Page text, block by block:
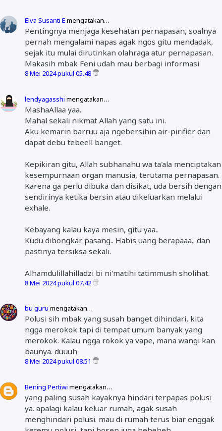
Elva Susanti E mengatakan…
Pentingnya menjaga kesehatan pernapasan, soalnya
pernah mengalami napas agak ngos gitu mendadak,
sejak itu mulai dirutinkan olahraga atur pernapasan.
Makasih mbak Feni udah mau berbagi informasi
8 Mei 2024 pukul 05.48
lendyagasshi mengatakan…
MashaAllaa yaa..
Mahal sekali nikmat Allah yang satu ini.
Aku kemarin barruu aja ngebersihin air-pirifier dan
dapat debu tebeell banget.
Kepikiran gitu, Allah subhanahu wa ta'ala menciptakan
kesempurnaan organ manusia, terutama pernapasan.
Karena ga perlu dibuka dan disikat, uda bersih dengan
sendirinya ketika bersin atau dikeluarkan melalui
exhale.
Kebayang kalau kaya mesin, gitu yaa..
Kudu dibongkar pasang.. Habis uang berapaaa.. dan
pastinya tersiksa sekali.
Alhamdulillahilladzi bi ni'matihi tatimmush sholihat.
8 Mei 2024 pukul 07.42
bu guru mengatakan…
Polusi sih mbak yang susah banget dihindari, kita
ngga merokok tapi di tempat umum banyak yang
merokok. Kalau ngga rokok ya vape, mana wangi kan
baunya. duuuh
8 Mei 2024 pukul 08.51
Bening Pertiwi mengatakan…
yang paling susah kayaknya hindari terpapas polusi
ya. apalagi kalau keluar rumah, agak susah
menghindari polusi. mau di rumah terus biar enggak